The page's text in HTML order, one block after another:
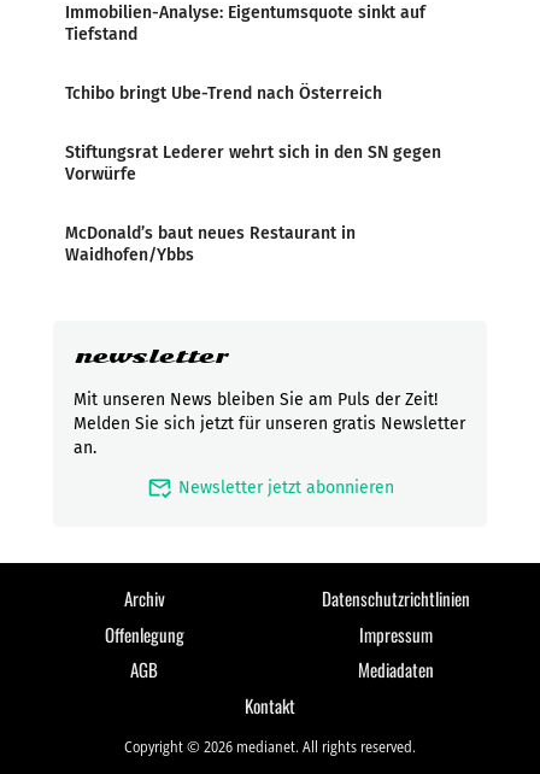
Immobilien-Analyse: Eigentumsquote sinkt auf
Tiefstand
Tchibo bringt Ube-Trend nach Österreich
Stiftungsrat Lederer wehrt sich in den SN gegen
Vorwürfe
McDonald’s baut neues Restaurant in
Waidhofen/Ybbs
newsletter
Mit unseren News bleiben Sie am Puls der Zeit!
Melden Sie sich jetzt für unseren gratis Newsletter
an.
mark_email_read Newsletter jetzt abonnieren
Archiv
Datenschutzrichtlinien
Offenlegung
Impressum
AGB
Mediadaten
Kontakt
Copyright © 2026 medianet. All rights reserved.